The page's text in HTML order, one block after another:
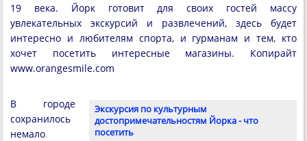
19 века. Йорк готовит для своих гостей массу
увлекательных экскурсий и развлечений, здесь будет
интересно и любителям спорта, и гурманам и тем, кто
хочет посетить интересные магазины. Копирайт
www.orangesmile.com
Экскурсия по культурным
достопримечательностям Йорка - что
посетить
В городе
сохранилось
немало